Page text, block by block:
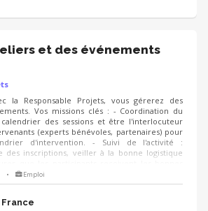
et des événements
la Responsable Projets, vous gérerez des
Vos missions clés : - Coordination du
des sessions et être l'interlocuteur
(experts bénévoles, partenaires) pour
d'intervention. - Suivi de l'activité :
des inscriptions, veiller à la bonne logistique
continue : suivre les questionnaires de
d'entreprise pour analyser les retours et
• Emploi
France